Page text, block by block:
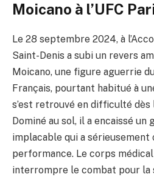
Moicano à l’UFC
Le 28 septembre 2024, à
Saint-Denis a subi un revers
Moicano, une figure aguerrie
Français, pourtant habitué à
s’est retrouvé en difficulté
Dominé au sol, il a encaissé un
implacable qui a sérieusement
performance. Le corps
interrompre le combat pour la